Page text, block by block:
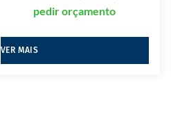
pedir orçamento
VER MAIS